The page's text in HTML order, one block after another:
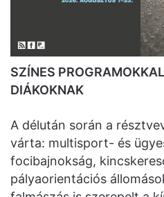
SZÍNES
DIÁKOKNAK
A délután során a
várta: multisport- és
focibajnokság,
pályaorientációs